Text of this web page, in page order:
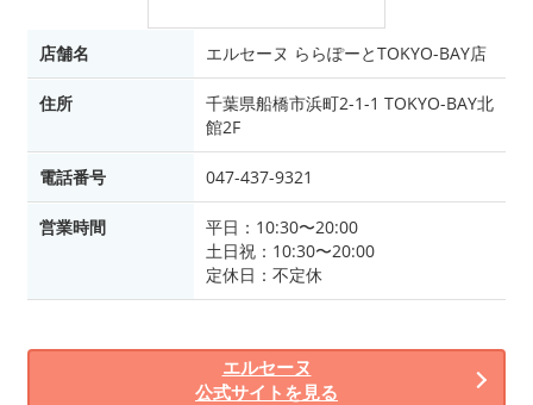
店舗名 エルセーヌ ららぽーとTOKYO-BAY店
住所
千葉県船橋市浜町2-1-1 TOKYO-BAY北
館2F
電話番号 047-437-9321
営業時間
平日：10:30〜20:00
土日祝：10:30〜20:00
定休日：不定休
エルセーヌ
公式サイトを見る